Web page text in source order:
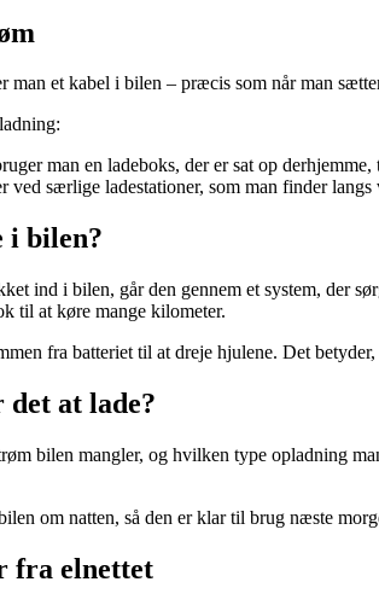
man et kabel i bilen – præcis som når man
man en ladeboks, der er sat op
ved særlige ladestationer, som man finder
i bilen?
ind i bilen, går den gennem et system, der
til at køre mange kilometer.
fra batteriet til at dreje hjulene. Det
at lade?
bilen mangler, og hvilken type opladning
om natten, så den er klar til brug næste
fra elnettet